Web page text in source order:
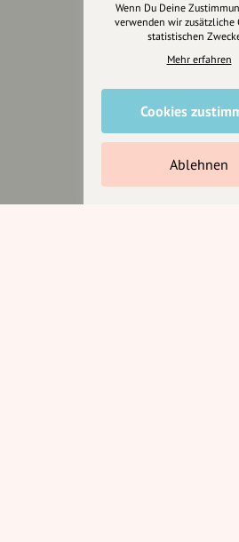
Anakin Design
unsere
hey.bayern ist ein
uns für unsere
Wenn Du Deine
verwenden wir zusätzliche
statistischen
Mehr erfahren
Cookies
Ablehnen